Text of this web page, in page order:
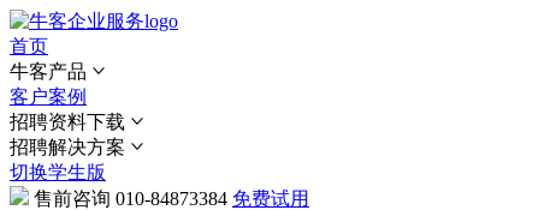
首页
牛客产品
客户案例
招聘资料下载
招聘解决方案
切换学生版
售前咨询 010-84873384 免费试用